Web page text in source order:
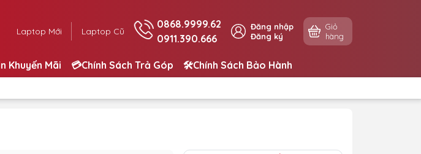
Laptop Mới Laptop Cũ
0868.9999.62
0911.390.666
Đăng nhập
Đăng ký
Giỏ
hàng
Khuyến Mãi 💳Chính Sách Trả Góp 🛠️Chính Sách Bảo Hành